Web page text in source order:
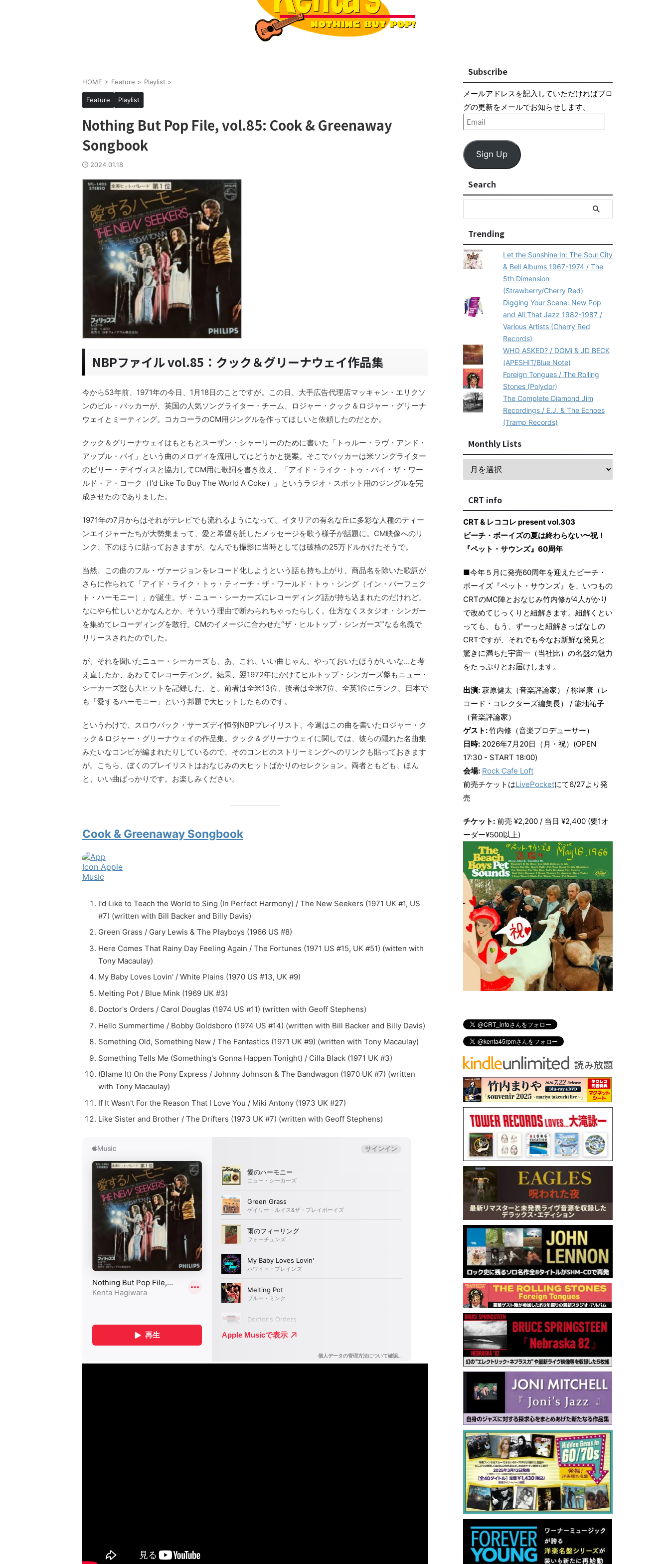
HOME > Feature > Playlist >
Feature Playlist
Nothing But Pop File, vol.85: Cook & Greenaway
Songbook
2024.01.18
NBPファイル vol.85：クック＆グリーナウェイ作品集
今から53年前、1971年の今日、1月18日のことですが。この日、大手広告代理店マッキャン・エリクソ
ンのビル・バッカーが、英国の人気ソングライター・チーム、ロジャー・クック＆ロジャー・グリーナ
ウェイとミーティング。コカコーラのCM用ジングルを作ってほしいと依頼したのだとか。
クック＆グリーナウェイはもともとスーザン・シャーリーのために書いた「トゥルー・ラヴ・アンド・
アップル・パイ」という曲のメロディを流用してはどうかと提案。そこでバッカーは米ソングライター
のビリー・デイヴィスと協力してCM用に歌詞を書き換え、「アイド・ライク・トゥ・バイ・ザ・ワー
ルド・ア・コーク（I'd Like To Buy The World A Coke）」というラジオ・スポット用のジングルを完
成させたのでありました。
1971年の7月からはそれがテレビでも流れるようになって。イタリアの有名な丘に多彩な人種のティー
ンエイジャーたちが大勢集まって、愛と希望を託したメッセージを歌う様子が話題に。CM映像へのリ
ンク、下のほうに貼っておきますが。なんでも撮影に当時としては破格の25万ドルかけたそうで。
当然、この曲のフル・ヴァージョンをレコード化しようという話も持ち上がり、商品名を除いた歌詞が
さらに作られて「アイド・ライク・トゥ・ティーチ・ザ・ワールド・トゥ・シング（イン・パーフェク
ト・ハーモニー）」が誕生。ザ・ニュー・シーカーズにレコーディング話が持ち込まれたのだけれど。
なにやら忙しいとかなんとか、そういう理由で断わられちゃったらしく。仕方なくスタジオ・シンガー
を集めてレコーディングを敢行。CMのイメージに合わせた“ザ・ヒルトップ・シンガーズ”なる名義で
リリースされたのでした。
が、それを聞いたニュー・シーカーズも、あ、これ、いい曲じゃん。やっておいたほうがいいな…と考
え直したか、あわててレコーディング。結果、翌1972年にかけてヒルトップ・シンガーズ盤もニュー・
シーカーズ盤も大ヒットを記録した、と。前者は全米13位、後者は全米7位、全英1位にランク。日本で
も「愛するハーモニー」という邦題で大ヒットしたものです。
というわけで、スロウバック・サーズデイ恒例NBPプレイリスト、今週はこの曲を書いたロジャー・ク
ック＆ロジャー・グリーナウェイの作品集。クック＆グリーナウェイに関しては、彼らの隠れた名曲集
みたいなコンピが編まれたりしているので、そのコンピのストリーミングへのリンクも貼っておきます
が。こちら、ぼくのプレイリストはおなじみの大ヒットばかりのセレクション。両者ともども、ほん
と、いい曲ばっかりです。お楽しみください。
Cook & Greenaway Songbook
I'd Like to Teach the World to Sing (In Perfect Harmony) / The New Seekers (1971 UK #1, US
#7) (written with Bill Backer and Billy Davis)
Green Grass / Gary Lewis & The Playboys (1966 US #8)
Here Comes That Rainy Day Feeling Again / The Fortunes (1971 US #15, UK #51) (witten with
Tony Macaulay)
My Baby Loves Lovin' / White Plains (1970 US #13, UK #9)
Melting Pot / Blue Mink (1969 UK #3)
Doctor's Orders / Carol Douglas (1974 US #11) (written with Geoff Stephens)
Hello Summertime / Bobby Goldsboro (1974 US #14) (written with Bill Backer and Billy Davis)
Something Old, Something New / The Fantastics (1971 UK #9) (written with Tony Macaulay)
Something Tells Me (Something's Gonna Happen Tonight) / Cilla Black (1971 UK #3)
(Blame It) On the Pony Express / Johnny Johnson & The Bandwagon (1970 UK #7) (written
with Tony Macaulay)
If It Wasn't For the Reason That I Love You / Miki Antony (1973 UK #27)
Like Sister and Brother / The Drifters (1973 UK #7) (written with Geoff Stephens)
Subscribe
メールアドレスを記入していただければブロ
グの更新をメールでお知らせします。
Sign Up
Search
Trending
Let the Sunshine In: The Soul City
& Bell Albums 1967-1974 / The
5th Dimension
(Strawberry/Cherry Red)
Digging Your Scene: New Pop
and All That Jazz 1982-1987 /
Various Artists (Cherry Red
Records)
WHO ASKED? / DOMi & JD BECK
(APESHIT/Blue Note)
Foreign Tongues / The Rolling
Stones (Polydor)
The Complete Diamond Jim
Recordings / E.J. & The Echoes
(Tramp Records)
Monthly Lists
CRT info
CRT & レココレ present vol.303
ビーチ・ボーイズの夏は終わらない〜祝！
『ペット・サウンズ』60周年
■今年５月に発売60周年を迎えたビーチ・
ボーイズ『ペット・サウンズ』を、いつもの
CRTのMC陣とおなじみ竹内修が4人がかり
で改めてじっくりと紐解きます。紐解くとい
っても、もう、ずーっと紐解きっぱなしの
CRTですが、それでも今なお新鮮な発見と
驚きに満ちた宇宙一（当社比）の名盤の魅力
をたっぷりとお届けします。
出演: 萩原健太（音楽評論家） / 祢屋康（レ
コード・コレクターズ編集長） / 能地祐子
（音楽評論家）
ゲスト:竹内修（音楽プロデューサー）
日時: 2026年7月20日（月・祝）(OPEN
17:30 - START 18:00)
会場: Rock Cafe Loft
前売チケットはLivePocketにて6/27より発
売
チケット: 前売 ¥2,200 / 当日 ¥2,400 (要1オ
ーダー¥500以上)